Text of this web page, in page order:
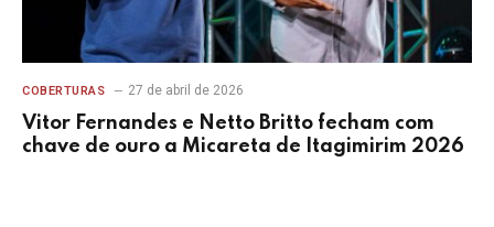
COBERTURAS 27 de abril de 2026
Vitor Fernandes e Netto Britto fecham com
chave de ouro a Micareta de Itagimirim 2026